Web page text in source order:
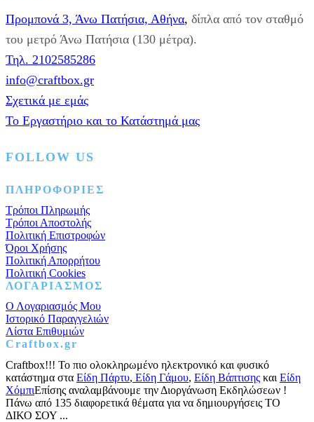
πάρτυ
12τεμ.
κίτρινο
ποσότητα
Προμπονά 3, Άνω Πατήσια, Αθήνα, δίπλα από τον σταθμό
του μετρό Άνω Πατήσια (130 μέτρα).
Τηλ. 2102585286
info@craftbox.gr
Σχετικά με εμάς
Το Εργαστήριο και το Κατάστημά μας
FOLLOW US
Facebook
Instagram
Pinterest
ΠΛΗΡΟΦΟΡΙΕΣ
Τρόποι Πληρωμής
Τρόποι Αποστολής
Πολιτική Επιστροφών
Όροι Χρήσης
Πολιτική Απορρήτου
Πολιτική Cookies
ΛΟΓΑΡΙΑΣΜΟΣ
Ο Λογαριασμός Μου
Ιστορικό Παραγγελιών
Λίστα Επιθυμιών
Craftbox.gr
Craftbox!!! Το πιο ολοκληρωμένο ηλεκτρονικό και φυσικό
κατάστημα στα Είδη Πάρτυ, Είδη Γάμου, Είδη Βάπτισης και Είδη
ΧόμπιΕπίσης αναλαμβάνουμε την Διοργάνωση Εκδηλώσεων !
Πάνω από 135 διαφορετικά θέματα για να δημιουργήσεις ΤΟ
ΔΙΚΟ ΣΟΥ ...